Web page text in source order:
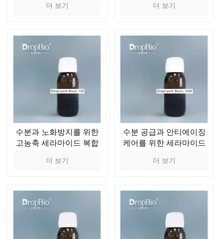
제품
더 보기 더 보기
수분과 노화방지를 위한
고농축 세라마이드 복합
더 보기
수분 공급과 안티에이징
케어를 위한 세라마이드
더 보기